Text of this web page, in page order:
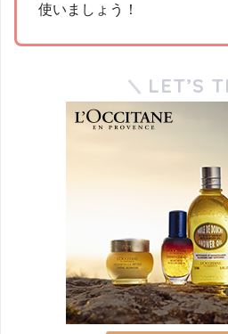
使いましょう！
LET’S